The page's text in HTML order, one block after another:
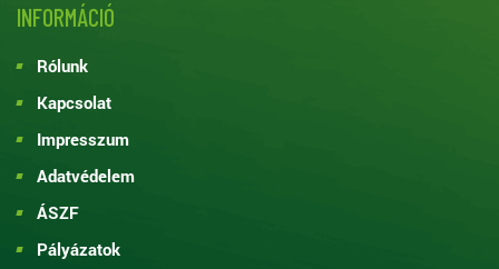
INFORMÁCIÓ
Rólunk
Kapcsolat
Impresszum
Adatvédelem
ÁSZF
Pályázatok